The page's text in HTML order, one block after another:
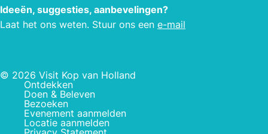
Ideeën, suggesties, aanbevelingen?
Laat het ons weten. Stuur ons een e-mail
© 2026 Visit Kop van Holland
Ontdekken
Doen & Beleven
Bezoeken
Evenement aanmelden
Locatie aanmelden